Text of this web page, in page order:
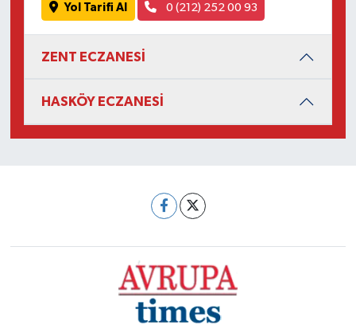
Yol Tarifi Al 0 (212) 252 00 93
ZENT ECZANESİ
HASKÖY ECZANESİ